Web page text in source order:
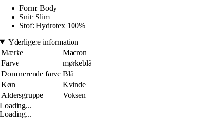
Form: Body
Snit: Slim
Stof: Hydrotex 100%
Yderligere information
Mærke
Macron
Farve
mørkeblå
Dominerende farve Blå
Køn
Kvinde
Aldersgruppe
Voksen
Loading...
Loading...